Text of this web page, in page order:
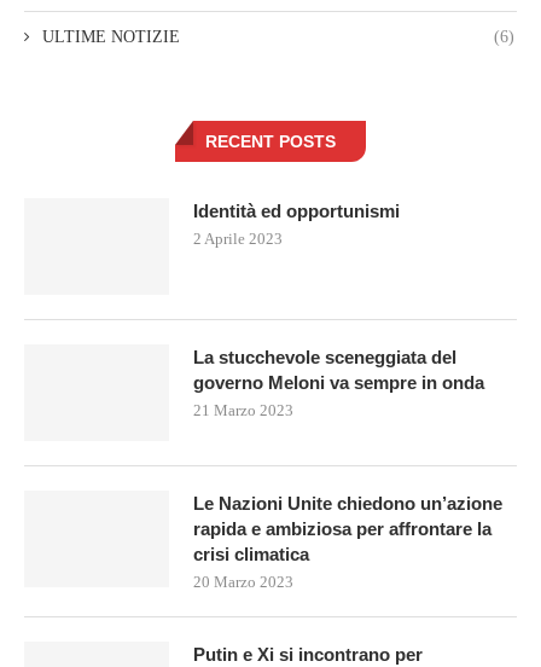
ULTIME NOTIZIE (6)
RECENT POSTS
Identità ed opportunismi
2 Aprile 2023
La stucchevole sceneggiata del
governo Meloni va sempre in onda
21 Marzo 2023
Le Nazioni Unite chiedono un’azione
rapida e ambiziosa per affrontare la
crisi climatica
20 Marzo 2023
Putin e Xi si incontrano per